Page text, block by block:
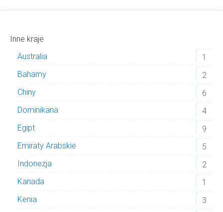
Inne kraje
Australia
1
Bahamy
2
Chiny
6
Dominikana
4
Egipt
9
Emiraty Arabskie
5
Indonezja
2
Kanada
1
Kenia
3